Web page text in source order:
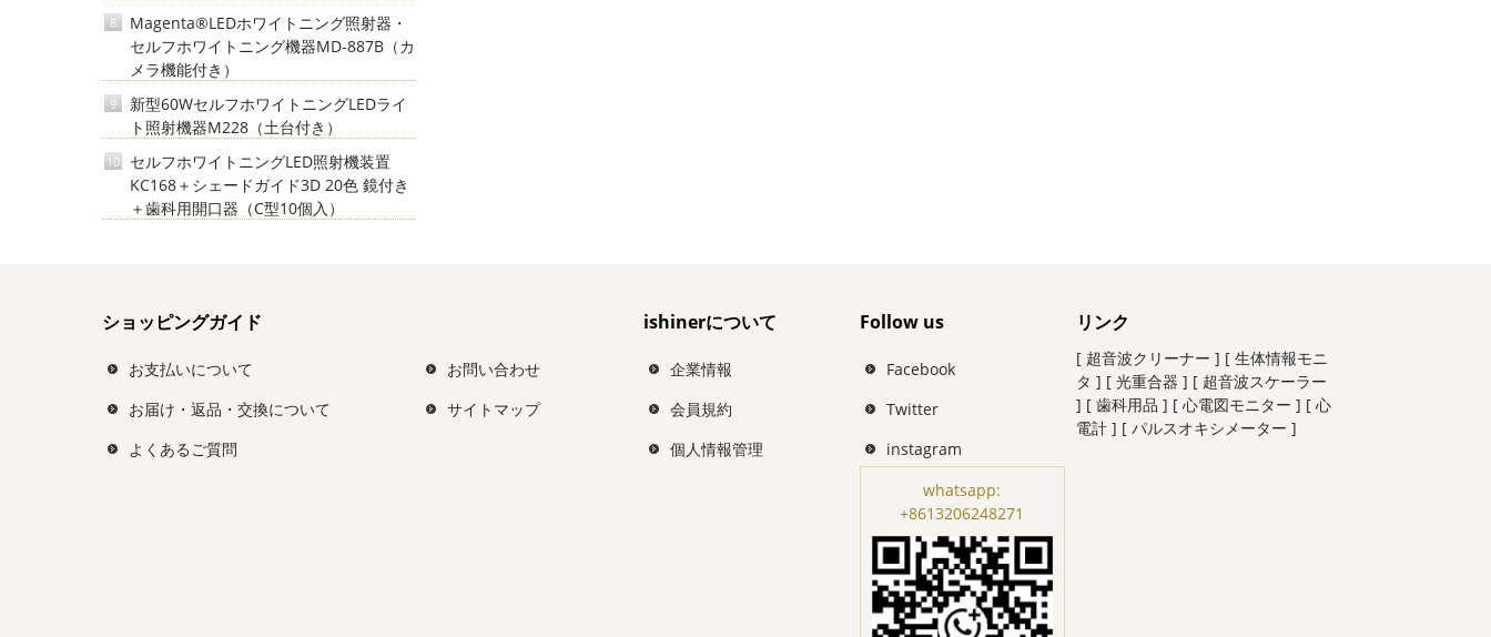
Magenta®LEDホワイトニング照射器・
セルフホワイトニング機器MD-887B（カ
メラ機能付き）
8
新型60WセルフホワイトニングLEDライ
ト照射機器M228（土台付き）
9
セルフホワイトニングLED照射機装置
KC168＋シェードガイド3D 20色 鏡付き
＋歯科用開口器（C型10個入）
10
ショッピングガイド
お支払いについて
お届け・返品・交換について
よくあるご質問
お問い合わせ
サイトマップ
ishinerについて
企業情報
会員規約
個人情報管理
Follow us
Facebook
Twitter
instagram
whatsapp:
+8613206248271
リンク
[ 超音波クリーナー ] [ 生体情報モニ
タ ] [ 光重合器 ] [ 超音波スケーラー
] [ 歯科用品 ] [ 心電図モニター ] [ 心
電計 ] [ パルスオキシメーター ]